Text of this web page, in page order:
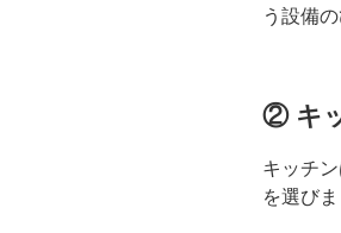
う設備
② キ
キッチ
を選びま